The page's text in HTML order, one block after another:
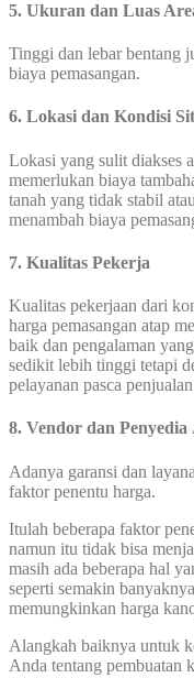
5. Ukuran dan Luas
Tinggi dan lebar bentang
biaya pemasangan.
6. Lokasi dan Kondisi
Lokasi yang sulit diakses
memerlukan biaya
tanah yang tidak stabil
menambah biaya
7. Kualitas Pekerja
Kualitas pekerjaan dari
harga pemasangan atap
baik dan pengalaman
sedikit lebih tinggi tetapi
pelayanan pasca
8. Vendor dan Penyedia
Adanya garansi dan
faktor penentu harga.
Itulah beberapa faktor
namun itu tidak bisa
masih ada beberapa hal
seperti semakin
memungkinkan harga
Alangkah baiknya untuk
Anda tentang pembuatan